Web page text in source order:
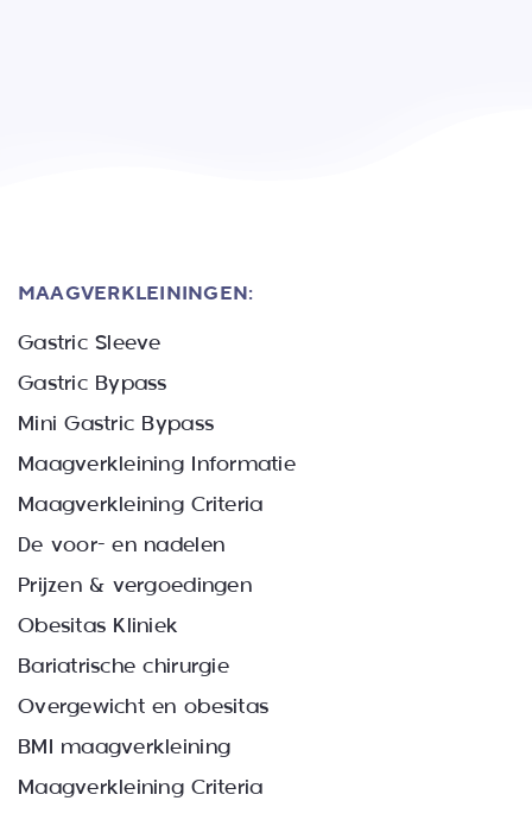
MAAGVERKLEININGEN:
Gastric Sleeve
Gastric Bypass
Mini Gastric Bypass
Maagverkleining Informatie
Maagverkleining Criteria
De voor- en nadelen
Prijzen & vergoedingen
Obesitas Kliniek
Bariatrische chirurgie
Overgewicht en obesitas
BMI maagverkleining
Maagverkleining Criteria